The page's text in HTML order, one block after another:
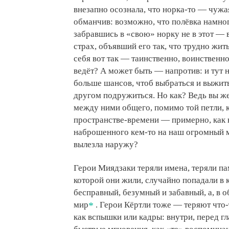
внезапно осознала, что норка-то —
обманчив: возможно, что полёвка
забравшись в «свою» норку не в этот —
страх, объявший его так, что трудно
себя вот так — таинственно,
ведёт? А может быть — напротив: и тут
больше шансов, чтоб выбраться и
другом подружиться. Но как? Ведь вы
между ними общего, помимо той петли,
пространстве-времени — примерно, как
наброшенного кем-то на наш огромный
вылезла наружу?
Герои Миядзаки теряли имена, теряли
которой они жили, случайно попадали
бесправный, безумный и забавный, а, в
мир . Герои Кёртли тоже — теряют
как вспышки или кадры: внутри, перед